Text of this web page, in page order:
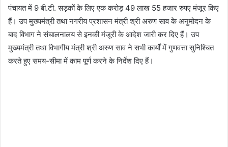
पंचायत में 9 बी.टी. सड़कों के लिए एक करोड़ 49 लाख 55 हजार रुपए मंजूर किए
हैं। उप मुख्यमंत्री तथा नगरीय प्रशासन मंत्री श्री अरुण साव के अनुमोदन के
बाद विभाग ने संचालनालय से इनकी मंजूरी के आदेश जारी कर दिए हैं। उप
मुख्यमंत्री तथा विभागीय मंत्री श्री अरुण साव ने सभी कार्यों में गुणवत्ता सुनिश्चित
करते हुए समय-सीमा में काम पूर्ण करने के निर्देश दिए हैं।